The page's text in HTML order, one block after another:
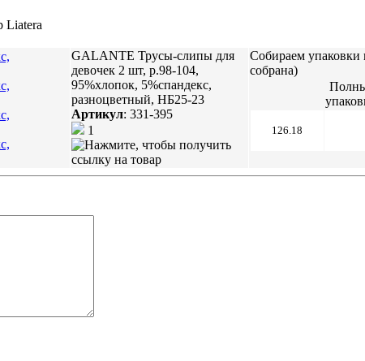
Liatera
GALANTE Трусы-слипы для
девочек 2 шт, р.98-104,
95%хлопок, 5%спандекс,
разноцветный, НБ25-23
Артикул: 331-395
1
Собираем упаковки
собрана)
126.18